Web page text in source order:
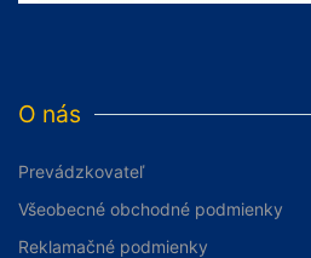
O nás
Prevádzkovateľ
Všeobecné obchodné podmienky
Reklamačné podmienky